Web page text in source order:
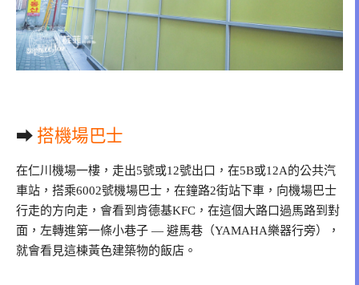
➡ 搭機場巴士
在仁川機場一樓，走出5號或12號出口，在5B或12A的公共汽
車站，搭乘6002號機場巴士，在鐘路2街站下車，向機場巴士
行走的方向走，會看到肯德基KFC，在這個大路口過馬路到對
面，左轉進第一條小巷子 — 避馬巷（YAMAHA樂器行旁），
就會看見這棟黃色建築物的飯店。